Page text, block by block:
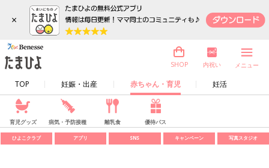
×
TOP 妊娠・出産 赤ちゃん・育児 妊活
SHOP 内祝い メニュー
育児グッズ 病気・予防接種 離乳食 優待パス
ひよこクラブ アプリ SNS キャンペーン 写真スタジオ